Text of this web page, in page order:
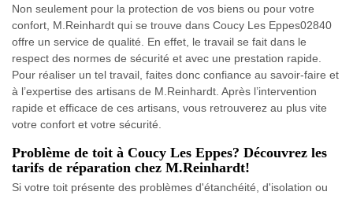
Non seulement pour la protection de vos biens ou pour votre
confort, M.Reinhardt qui se trouve dans Coucy Les Eppes02840
offre un service de qualité. En effet, le travail se fait dans le
respect des normes de sécurité et avec une prestation rapide.
Pour réaliser un tel travail, faites donc confiance au savoir-faire et
à l’expertise des artisans de M.Reinhardt. Après l’intervention
rapide et efficace de ces artisans, vous retrouverez au plus vite
votre confort et votre sécurité.
Problème de toit à Coucy Les Eppes? Découvrez les
tarifs de réparation chez M.Reinhardt!
Si votre toit présente des problèmes d'étanchéité, d'isolation ou